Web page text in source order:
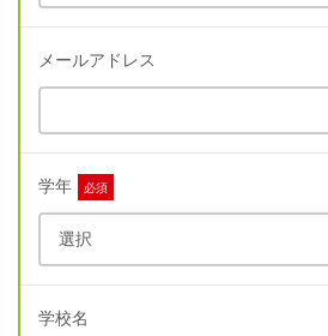
メールアドレス
学年 必須
学校名